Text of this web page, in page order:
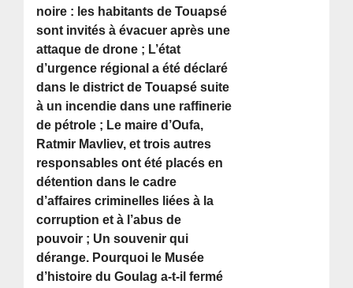
noire : les habitants de Touapsé
sont invités à évacuer après une
attaque de drone ; L’état
d’urgence régional a été déclaré
dans le district de Touapsé suite
à un incendie dans une raffinerie
de pétrole ; Le maire d’Oufa,
Ratmir Mavliev, et trois autres
responsables ont été placés en
détention dans le cadre
d’affaires criminelles liées à la
corruption et à l’abus de
pouvoir ; Un souvenir qui
dérange. Pourquoi le Musée
d’histoire du Goulag a-t-il fermé